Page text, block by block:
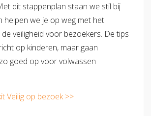
dit stappenplan staan we stil bij
helpen we je op weg met het
veiligheid voor bezoekers. De tips
op kinderen, maar gaan
goed op voor volwassen
Veilig op bezoek >>